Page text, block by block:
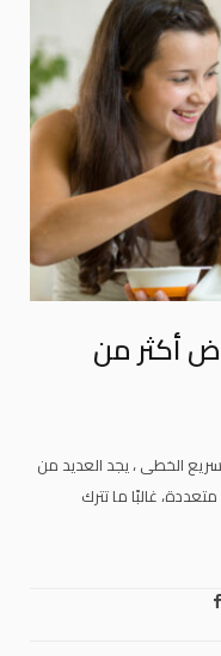
أكثر من
الخطى ، يجد العديد من
غالبًا ما تترك